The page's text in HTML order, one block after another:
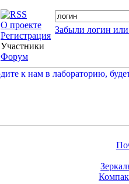
О проекте
Регистрация
Участники
Форум
Забыли логин или